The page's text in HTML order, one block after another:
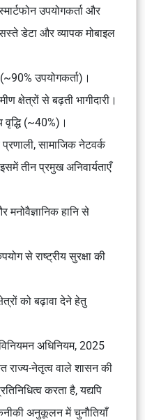
उपयोगकर्ता और
डेटा और व्यापक मोबाइल
उपयोगकर्ता)।
क्षेत्रों से बढ़ती भागीदारी।
वृद्धि (~40%)।
सामाजिक नेटवर्क
तीन प्रमुख अनिवार्यताएँ
मनोवैज्ञानिक हानि से
से राष्ट्रीय सुरक्षा की
को बढ़ावा देने हेतु
अधिनियम, 2025
राज्य-नेतृत्व वाले शासन की
करता है, यद्यपि
अनुकूलन में चुनौतियाँ